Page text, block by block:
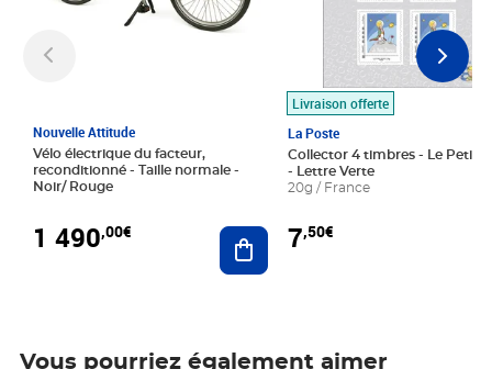
Nouvelle Attitude
Vélo électrique du facteur,
reconditionné - Taille normale -
Noir/ Rouge
1 490,00€ Ajouter au panier
Livraison offerte
La Poste
Collector 4 timbres - Le Petit
- Lettre Verte
20g / France
7,50€
Vous pourriez également aimer